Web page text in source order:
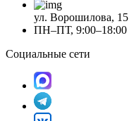
ул. Ворошилова, 15
ПН–ПТ, 9:00–18:00
Социальные сети